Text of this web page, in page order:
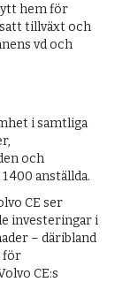
hem för
tillväxt och
vd och
i samtliga
och
400 anställda.
CE ser
investeringar i
– däribland
för
CE:s